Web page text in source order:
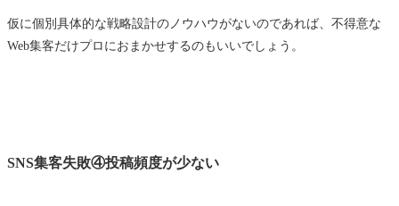
仮に個別具体的な戦略設計のノウハウがないのであれば、不得意な
Web集客だけプロにおまかせするのもいいでしょう。
SNS集客失敗④投稿頻度が少ない